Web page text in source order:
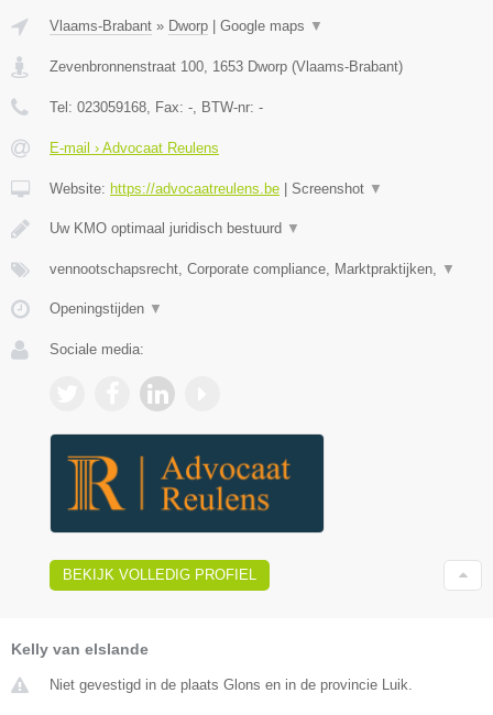
Vlaams-Brabant » Dworp Google maps ▼
Zevenbronnenstraat 100 1653 Dworp (Vlaams-Brabant)
Tel: 023059168 , Fax: - , BTW-nr: -
E-mail › Advocaat Reulens
Website: https://advocaatreulens.be Screenshot ▼
Uw KMO optimaal juridisch bestuurd ▼
vennootschapsrecht, Corporate compliance, Marktpraktijken, ▼
Openingstijden ▼
Sociale media:
BEKIJK VOLLEDIG PROFIEL
Kelly van elslande
Niet gevestigd in de plaats Glons en in de provincie Luik.